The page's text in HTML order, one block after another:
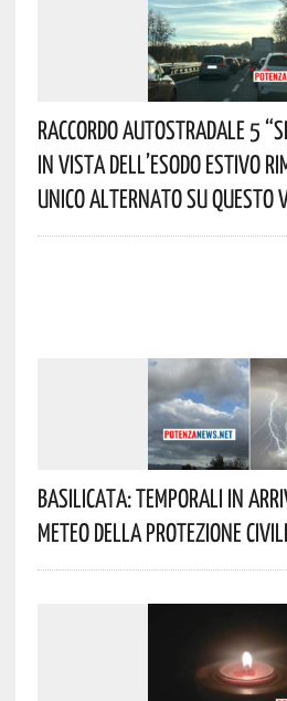
Raccordo Autostradale 5
In Vista Dell’esodo Estivo
Unico Alternato Su Questo
Basilicata: Temporali In
Meteo Della Protezione